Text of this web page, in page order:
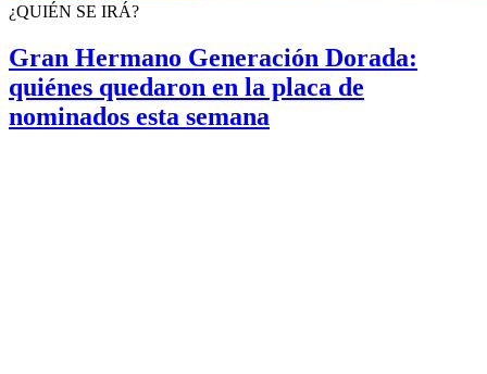
¿QUIÉN SE IRÁ?
Gran Hermano Generación Dorada:
quiénes quedaron en la placa de
nominados esta semana